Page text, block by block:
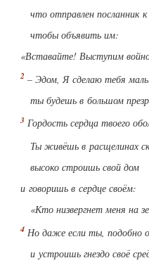
что отправлен посланник
чтобы объявить им:
«Вставайте! Выступим
– Эдом, Я сделаю тебя
ты будешь в большом
Гордость сердца твоего
Ты живёшь в расщелинах
высоко строишь свой дом
и говоришь в сердце своём:
«Кто низвергнет меня на
Но даже если ты, подобно
и устроишь гнездо своё